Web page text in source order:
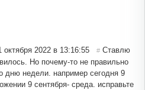
октября 2022 в 13:16:55 # Ставлю
Но почему-то не правильно
дню недели. например сегодня 9
9 сентября- среда. исправьте